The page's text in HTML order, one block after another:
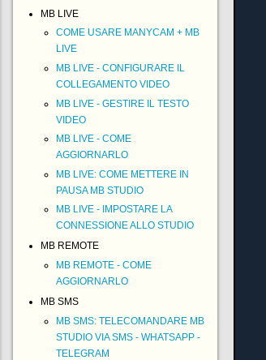
MB LIVE
COME USARE MANYCAM + MB
LIVE
MB LIVE - CONFIGURARE IL
COLLEGAMENTO VIDEO
MB LIVE - GESTIRE IL TESTO
VIDEO
MB LIVE - COME
AGGIORNARLO
MB LIVE: COME METTERE IN
PAUSA MB STUDIO
MB LIVE - IMPOSTARE LA
CONNESSIONE ALLO STUDIO
MB REMOTE
MB REMOTE - COME
AGGIORNARLO
MB SMS
MB SMS: TELECOMANDARE MB
STUDIO VIA SMS - WHATSAPP -
TELEGRAM